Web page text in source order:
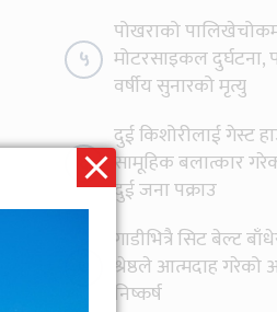
५
पोखराको
मोटरसाइकल दुर्घटना,
वर्षीय सुनारको मृत्यु
६
दुई किशोरीलाई गेस्ट
सामूहिक बलात्कार
दुई जना पक्राउ
गाडीभित्रै सिट बेल्ट
श्रेष्ठले आत्मदाह गरेको
निष्कर्ष